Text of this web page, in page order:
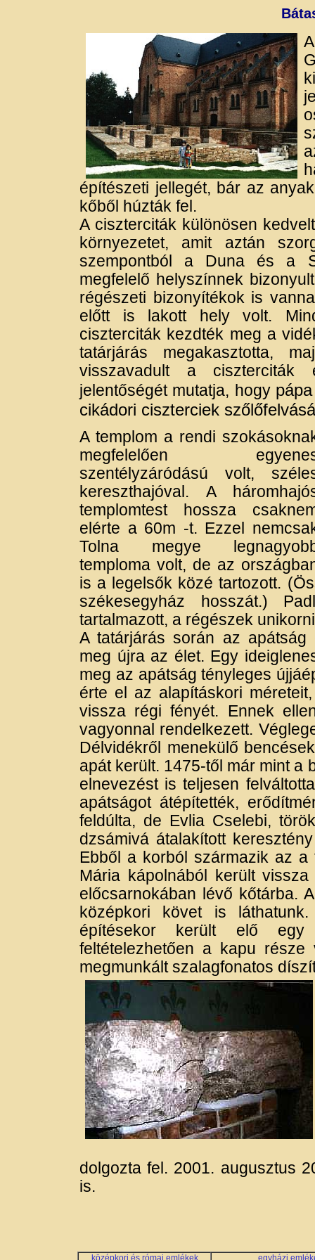
építészeti jellegét, bár az
kőből húzták fel.
A ciszterciták különösen
környezetet, amit aztán
szempontból a Duna és a
megfelelő helyszínnek
régészeti bizonyítékok is
előtt is lakott hely volt.
ciszterciták kezdték meg a
tatárjárás megakasztotta,
visszavadult a ciszterciták
jelentőségét mutatja, hogy
cikádori ciszterciek
A templom a rendi
megfelelően
szentélyzáródású volt,
kereszthajóval. A
templomtest hossza
elérte a 60m -t. Ezzel
Tolna megye
temploma volt, de az
is a legelsők közé tartozott.
székesegyház hosszát.)
tartalmazott, a régészek
A tatárjárás során az apátság
meg újra az élet. Egy
meg az apátság tényleges
érte el az alapításkori
vissza régi fényét. Ennek
vagyonnal rendelkezett.
Délvidékről menekülő
apát került. 1475-től már mint a
elnevezést is teljesen
apátságot átépítették,
feldúlta, de Evlia Cselebi,
dzsámivá átalakított
Ebből a korból származik az
Mária kápolnából került
előcsarnokában lévő kőtárba.
középkori követ is
építésekor került elő egy
feltételezhetően a kapu
megmunkált szalagfonatos
dolgozta fel. 2001. augusztus
is.